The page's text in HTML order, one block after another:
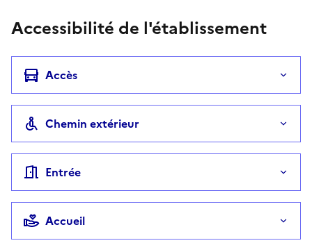
Accessibilité de l'établissement
Accès
Chemin extérieur
Entrée
Accueil